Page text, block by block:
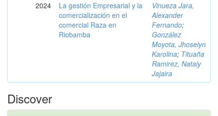
2024
La gestión Empresarial y la
comercialización en el
comercial Raza en
Riobamba
Vinueza Jara,
Alexander
Fernando;
González
Moyota, Jhoselyn
Karolina; Tituaña
Ramirez, Nataly
Jajaira
Discover